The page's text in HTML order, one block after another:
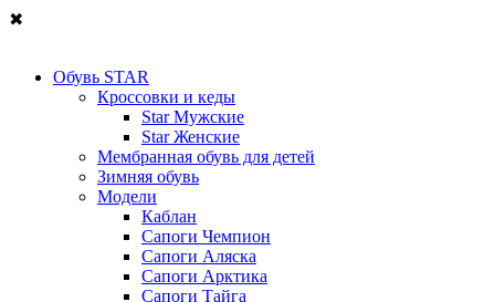
✖
Обувь STAR
Кроссовки и кеды
Star Мужские
Star Женские
Мембранная обувь для детей
Зимняя обувь
Модели
Каблан
Сапоги Чемпион
Сапоги Аляска
Сапоги Арктика
Сапоги Тайга